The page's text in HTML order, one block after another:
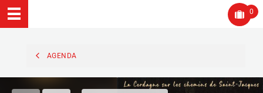
0
AGENDA